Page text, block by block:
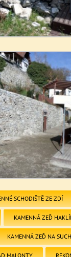
SCHODIŠTĚ ZE ZDÍ
KAMENNÁ ZEĎ
KAMENNÁ ZEĎ NA
MALONTY